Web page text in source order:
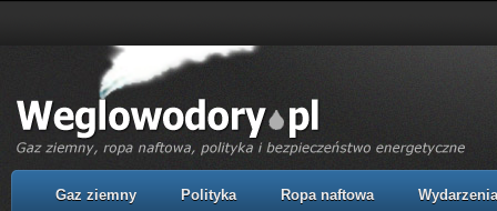
Gaz ziemny Polityka Ropa naftowa Wydarzenia